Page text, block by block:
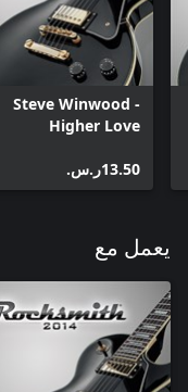
Steve Winwood -
Higher Love
‪ر.س.‏‎13.50‬
يعمل مع